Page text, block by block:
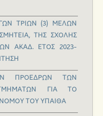
ΤΡΙΩΝ (3) ΜΕΛΩΝ
ΤΗΣ ΣΧΟΛΗΣ
ΑΚΑΔ. ΕΤΟΣ 2023-
ΠΡΟΕΔΡΩΝ ΤΩΝ
ΓΙΑ ΤΟ
ΤΟΥ ΥΠΑΙΘΑ